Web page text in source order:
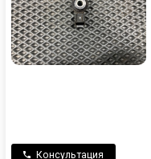
Консультация